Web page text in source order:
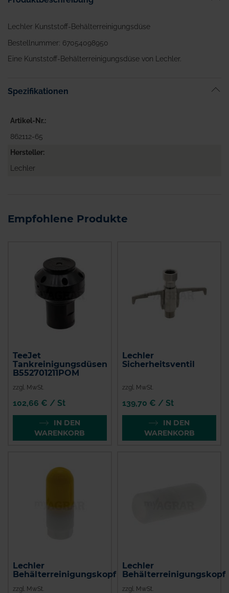
Lechler Kunststoff-Behälterreinigungsdüse
Bestellnummer: 67054098950
Eine Kunststoff-Behälterreinigungsdüse von Lechler.
Spezifikationen
Artikel-Nr.
862112-65
Hersteller
Lechler
Empfohlene Produkte
TeeJet
Tankreinigungsdüsen
B552701211POM
zzgl. MwSt.
102,66 € / St
IN DEN
WARENKORB
Lechler
Sicherheitsventil
zzgl. MwSt.
139,70 € / St
IN DEN
WARENKORB
Lechler
Behälterreinigungskopf
zzgl. MwSt.
Lechler
Behälterreinigungskopf
zzgl. MwSt.